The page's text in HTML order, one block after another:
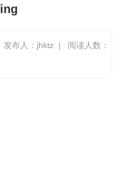
发布人：jhktz | 阅读人数：